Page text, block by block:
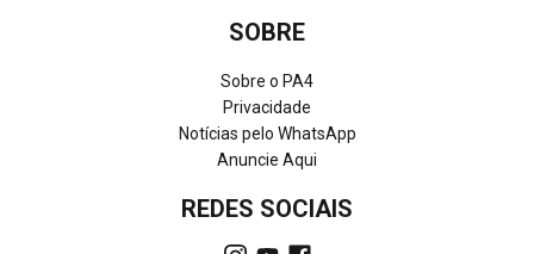
SOBRE
Sobre o PA4
Privacidade
Notícias pelo WhatsApp
Anuncie Aqui
REDES SOCIAIS